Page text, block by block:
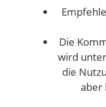
Die
wird
die
aber